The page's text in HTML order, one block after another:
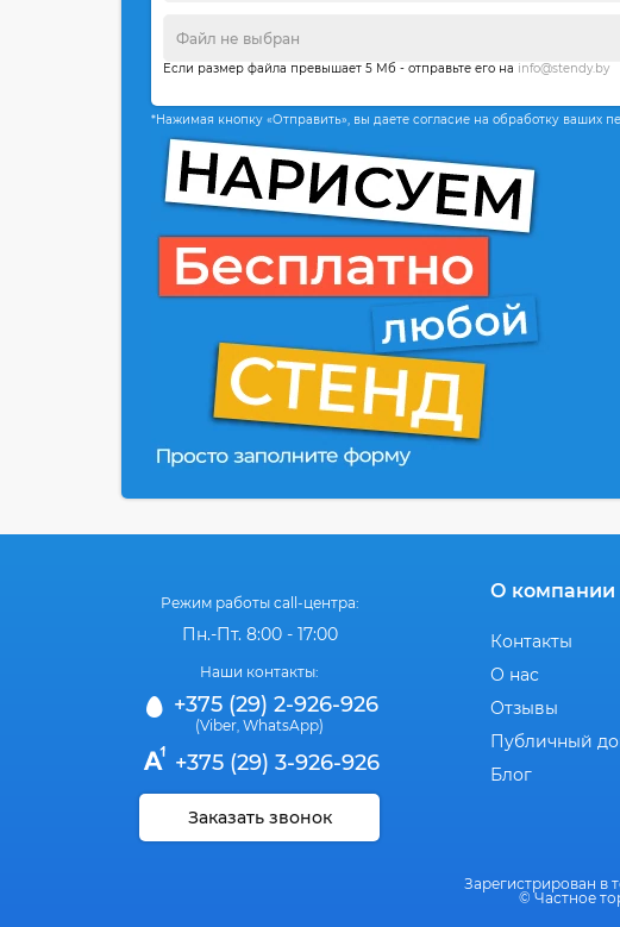
Если размер файла превышает 5 Мб - отправьте его на info@stendy.by
*Нажимая кнопку «Отправить», вы даете согласие на обработку ваших
Режим работы call-центра:
Пн.-Пт. 8:00 - 17:00
Наши контакты:
+375 (29) 2-926-926
(Viber, WhatsApp)
+375 (29) 3-926-926
Заказать звонок
О компании
Контакты
О нас
Отзывы
Публичный
Блог
Зарегистрирован в
© Частное